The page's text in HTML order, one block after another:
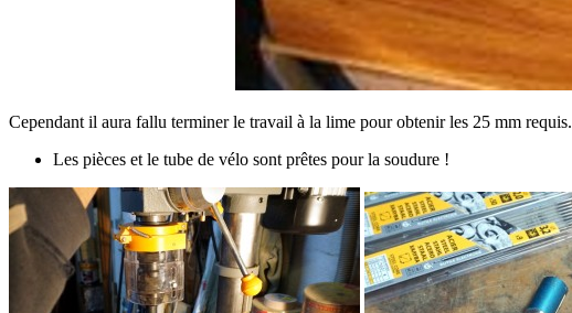
Cependant il aura fallu terminer le travail à la lime pour obtenir les 25 mm requis.
Les pièces et le tube de vélo sont prêtes pour la soudure !